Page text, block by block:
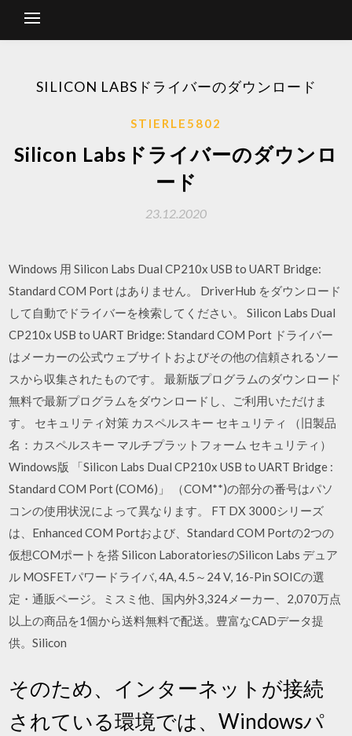
SILICON LABSドライバーのダウンロード
STIERLE5802
Silicon Labsドライバーのダウンロ
ード
23.12.2020
Windows 用 Silicon Labs Dual CP210x USB to UART Bridge:
Standard COM Port はありません。 DriverHub をダウンロード
して自動でドライバーを検索してください。 Silicon Labs Dual
CP210x USB to UART Bridge: Standard COM Port ドライバー
はメーカーの公式ウェブサイトおよびその他の信頼されるソー
スから収集されたものです。 最新版プログラムのダウンロード
無料で最新プログラムをダウンロードし、ご利用いただけま
す。 セキュリティ対策 カスペルスキー セキュリティ （旧製品
名：カスペルスキー マルチプラットフォーム セキュリティ）
Windows版 「Silicon Labs Dual CP210x USB to UART Bridge :
Standard COM Port (COM6)」 （COM**)の部分の番号はパソ
コンの使用状況によって異なります。 FT DX 3000シリーズ
は、Enhanced COM Portおよび、Standard COM Portの2つの
仮想COMポートを搭 Silicon LaboratoriesのSilicon Labs デュア
ル MOSFETパワードライバ, 4A, 4.5～24 V, 16-Pin SOICの選
定・通販ページ。ミスミ他、国内外3,324メーカー、2,070万点
以上の商品を1個から送料無料で配送。豊富なCADデータ提
供。Silicon
そのため、インターネットが接続
されている環境では、Windowsパ